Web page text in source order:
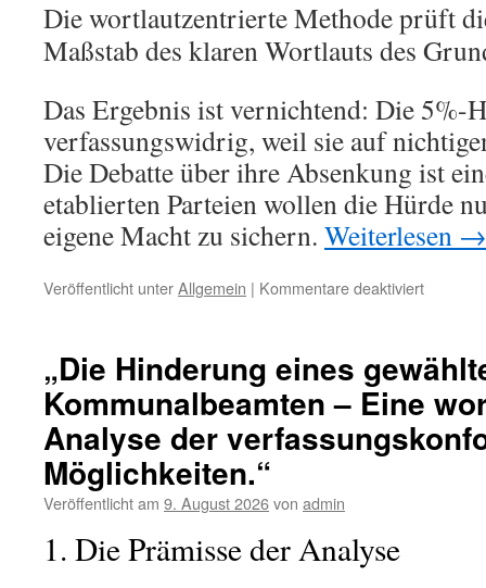
Die wortlautzentrierte Methode prüft
Maßstab des klaren Wortlauts des
Das Ergebnis ist vernichtend: Die 5%-
verfassungswidrig, weil sie auf
Die Debatte über ihre Absenkung ist
etablierten Parteien wollen die Hürde
eigene Macht zu sichern. Weiterlesen →
Veröffentlicht unterAllgemein | Kommentare deaktiviertfür
–
Eine
Analyse
„Die Hinderung eines
Kommunalbeamten – Eine
Analyse der
Möglichkeiten.“
Veröffentlicht am 9. August 2026von admin
1. Die Prämisse der Analyse